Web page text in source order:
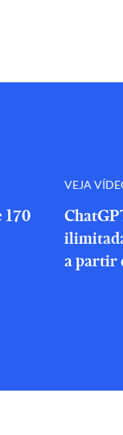
170
VEJA
a partir